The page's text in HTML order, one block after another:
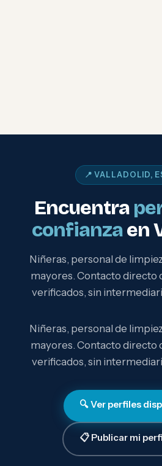
📍 VALLADOLID,
Encuentra
confianzaen
Niñeras, personal de
mayores. Contacto directo
verificados, sin
Niñeras, personal de
mayores. Contacto directo
verificados, sin
🔍 Ver perfiles
📋 Publicar mi